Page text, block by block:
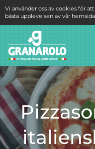
Vi använder oss av cookies för
bästa upplevelsen av vår